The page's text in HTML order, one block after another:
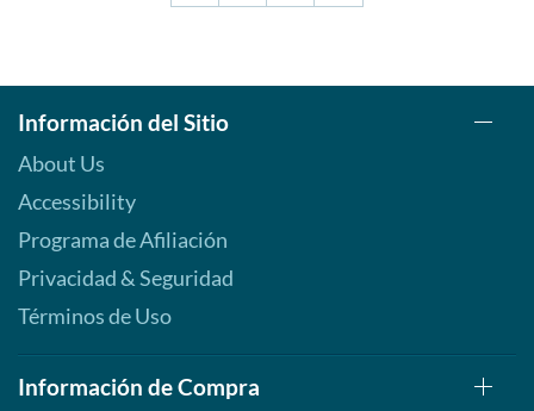
Información del Sitio
About Us
Accessibility
Programa de Afiliación
Privacidad & Seguridad
Términos de Uso
Información de Compra